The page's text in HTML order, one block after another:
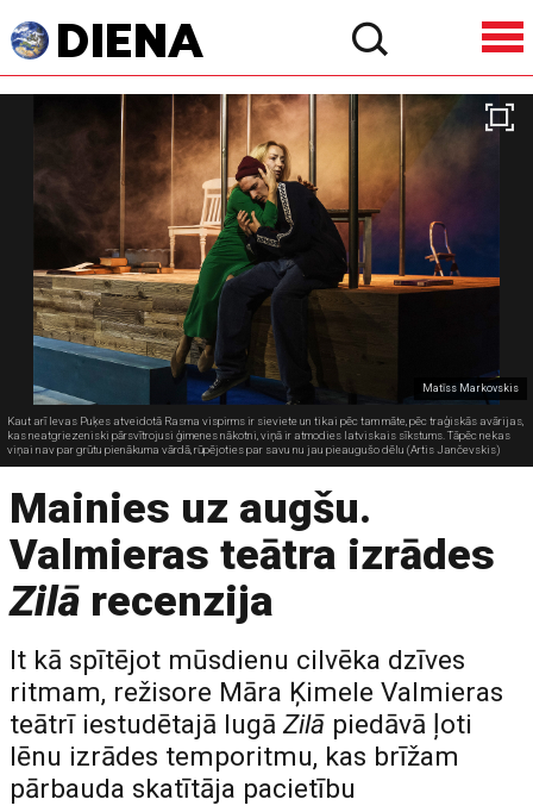
Matīss Markovskis
Kaut arī Ievas Puķes atveidotā Rasma vispirms ir sieviete un tikai pēc tam māte, pēc traģiskās avārijas,
kas neatgriezeniski pārsvītrojusi ģimenes nākotni, viņā ir atmodies latviskais sīkstums. Tāpēc nekas
viņai nav par grūtu pienākuma vārdā, rūpējoties par savu nu jau pieaugušo dēlu (Artis Jančevskis)
Mainies uz augšu.
Valmieras teātra izrādes
Zilā recenzija
It kā spītējot mūsdienu cilvēka dzīves
ritmam, režisore Māra Ķimele Valmieras
teātrī iestudētajā lugāZilā piedāvā ļoti
lēnu izrādes temporitmu, kas brīžam
pārbauda skatītāja pacietību